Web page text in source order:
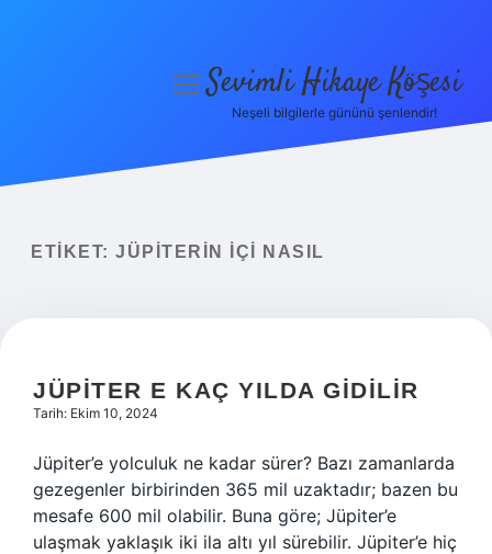
Yasal Uyarı
menüyüSevimli Hikaye Köşesi
Neşeli bilgilerle gününü şenlendir!
ETIKET: JÜPITERIN IÇI NASIL
JÜPITER E KAÇ YILDA GIDILIR
Tarih: Ekim 10, 2024
Jüpiter’e yolculuk ne kadar sürer? Bazı zamanlarda
gezegenler birbirinden 365 mil uzaktadır; bazen bu
mesafe 600 mil olabilir. Buna göre; Jüpiter’e
ulaşmak yaklaşık iki ila altı yıl sürebilir. Jüpiter’e hiç